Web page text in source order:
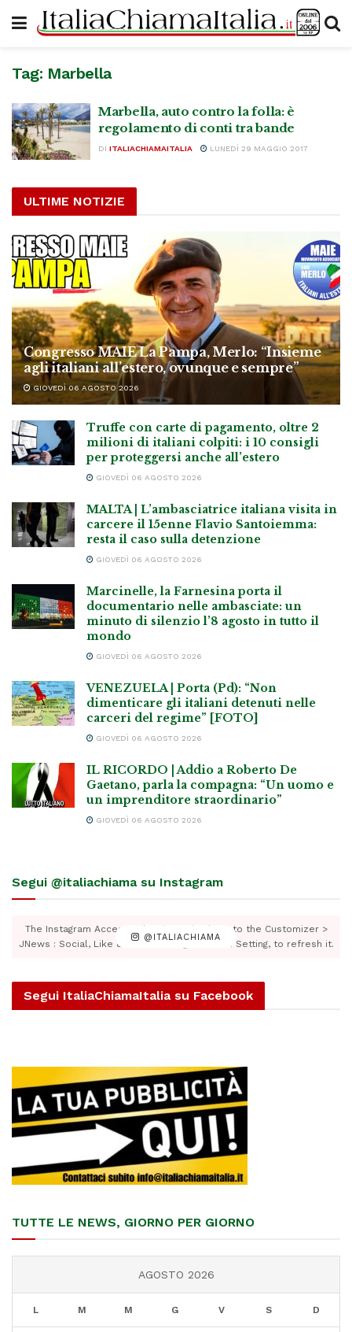
Tag: Marbella
Marbella, auto contro la folla: è
regolamento di conti tra bande
DI ITALIACHIAMAITALIA LUNEDÌ 29 MAGGIO 2017
ULTIME NOTIZIE
Congresso MAIE La Pampa, Merlo: “Insieme
agli italiani all’estero, ovunque e sempre”
GIOVEDÌ 06 AGOSTO 2026
Truffe con carte di pagamento, oltre 2
milioni di italiani colpiti: i 10 consigli
per proteggersi anche all’estero
GIOVEDÌ 06 AGOSTO 2026
MALTA | L’ambasciatrice italiana visita in
carcere il 15enne Flavio Santoiemma:
resta il caso sulla detenzione
GIOVEDÌ 06 AGOSTO 2026
Marcinelle, la Farnesina porta il
documentario nelle ambasciate: un
minuto di silenzio l’8 agosto in tutto il
mondo
GIOVEDÌ 06 AGOSTO 2026
VENEZUELA | Porta (Pd): “Non
dimenticare gli italiani detenuti nelle
carceri del regime” [FOTO]
GIOVEDÌ 06 AGOSTO 2026
IL RICORDO | Addio a Roberto De
Gaetano, parla la compagna: “Un uomo e
un imprenditore straordinario”
GIOVEDÌ 06 AGOSTO 2026
Segui @italiachiama su Instagram
@ITALIACHIAMA
The Instagram Access Token is expired, Go to the Customizer >
JNews : Social, Like & View > Instagram Feed Setting, to refresh it.
Segui ItaliaChiamaItalia su Facebook
TUTTE LE NEWS, GIORNO PER GIORNO
AGOSTO 2026
L M M G V S D